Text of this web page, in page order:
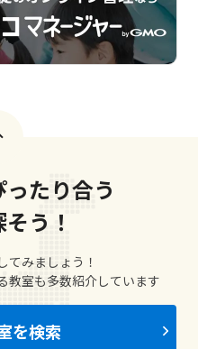
たり合う
う！
てみましょう！
教室も多数紹介しています
を検索